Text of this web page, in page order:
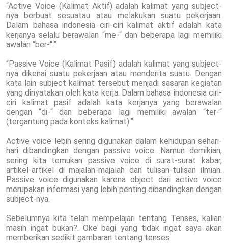
“Active Voice (Kalimat Aktif) adalah kalimat yang subject-
nya berbuat sesuatau atau melakukan suatu pekerjaan.
Dalam bahasa indonesia ciri-ciri kalimat aktif adalah kata
kerjanya selalu berawalan “me-“ dan beberapa lagi memiliki
awalan “ber-“.”
“Passive Voice (Kalimat Pasif) adalah kalimat yang subject-
nya dikenai suatu pekerjaan atau menderita suatu. Dengan
kata lain subject kalimat tersebut menjadi sasaran kegiatan
yang dinyatakan oleh kata kerja. Dalam bahasa indonesia ciri-
ciri kalimat pasif adalah kata kerjanya yang berawalan
dengan “di-“ dan beberapa lagi memiliki awalan “ter-“
(tergantung pada konteks kalimat).”
Active voice lebih sering digunakan dalam kehidupan sehari-
hari dibandingkan dengan passive voice. Namun demikian,
sering kita temukan passive voice di surat-surat kabar,
artikel-artikel di majalah-majalah dan tulisan-tulisan ilmiah.
Passive voice digunakan karena object dari active voice
merupakan informasi yang lebih penting dibandingkan dengan
subject-nya.
Sebelumnya kita telah mempelajari tentang Tenses, kalian
masih ingat bukan?. Oke bagi yang tidak ingat saya akan
memberikan sedikit gambaran tentang tenses.